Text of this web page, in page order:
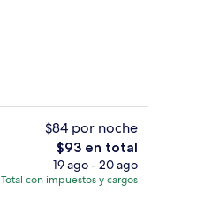
1 habitación y wifi gratis
$84 por noche
El
precio
total
$93 en total
19 ago - 20 ago
Total con impuestos y cargos